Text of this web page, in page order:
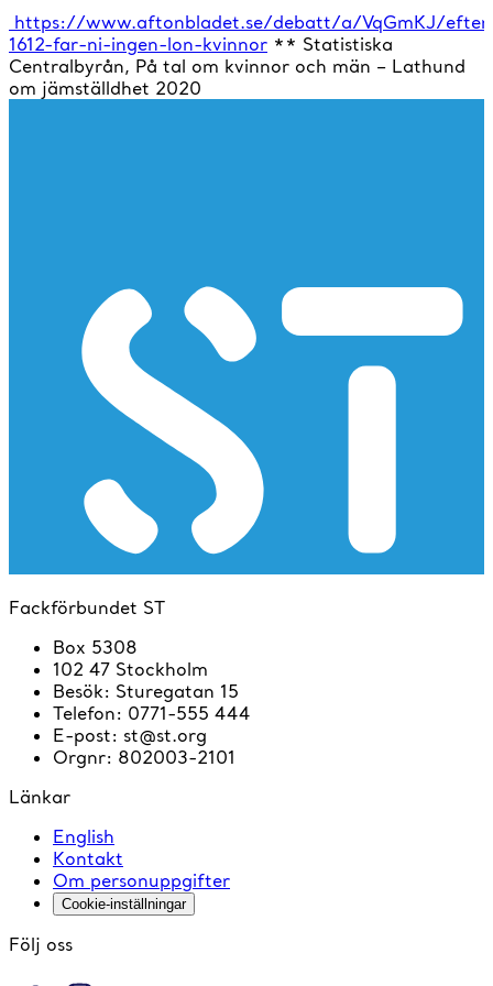
https://www.aftonbladet.se/debatt/a/VqGmKJ/
1612-far-ni-ingen-lon-kvinnor ** Statistiska
Centralbyrån, På tal om kvinnor och män – Lathund
om jämställdhet 2020
Fackförbundet ST
Box 5308
102 47 Stockholm
Besök: Sturegatan 15
Telefon: 0771-555 444
E-post: st@st.org
Orgnr: 802003-2101
Länkar
English
Kontakt
Om personuppgifter
Cookie-inställningar
Följ oss